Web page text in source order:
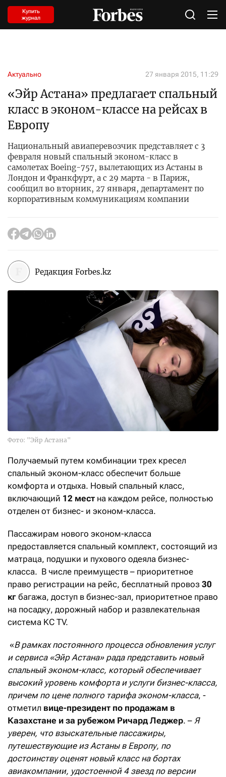
Купить
журнал
Актуально 27 января 2015, 11:29
«Эйр Астана» предлагает спальный
класс в эконом-классе на рейсах в
Европу
Национальный авиаперевозчик представляет с 3
февраля новый спальный эконом-класс в
самолетах Boeing-757, вылетающих из Астаны в
Лондон и Франкфурт, а с 29 марта - в Париж,
сообщил во вторник, 27 января, департамент по
корпоративным коммуникациям компании
Редакция Forbes.kz
Фото: "Эйр Астана"
Получаемый путем комбинации трех кресел
спальный эконом-класс обеспечит больше
комфорта и отдыха. Новый спальный класс,
включающий 12 мест на каждом рейсе, полностью
отделен от бизнес- и эконом-класса.
Пассажирам нового эконом-класса
предоставляется спальный комплект, состоящий из
матраца, подушки и пухового одеяла бизнес-
класса. В числе преимуществ – приоритетное
право регистрации на рейс, бесплатный провоз 30
кг багажа, доступ в бизнес-зал, приоритетное право
на посадку, дорожный набор и развлекательная
система KC TV.
«В рамках постоянного процесса обновления услуг
и сервиса «Эйр Астана» рада представить новый
спальный эконом-класс, который обеспечивает
высокий уровень комфорта и услуги бизнес-класса,
причем по цене полного тарифа эконом-класса, -
отметил вице-президент по продажам в
Казахстане и за рубежом Ричард Леджер. – Я
уверен, что взыскательные пассажиры,
путешествующие из Астаны в Европу, по
достоинству оценят новый класс на бортах
авиакомпании, удостоенной 4 звезд по версии